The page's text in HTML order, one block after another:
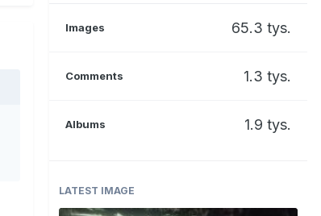
Images 65.3 tys.
Comments 1.3 tys.
Albums 1.9 tys.
LATEST IMAGE